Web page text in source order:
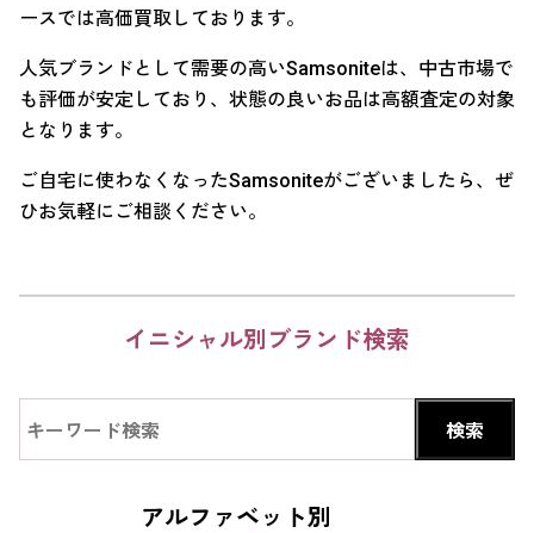
ースでは高価買取しております。
人気ブランドとして需要の高いSamsoniteは、中古市場で
も評価が安定しており、状態の良いお品は高額査定の対象
となります。
ご自宅に使わなくなったSamsoniteがございましたら、ぜ
ひお気軽にご相談ください。
イニシャル別ブランド検索
アルファベット別